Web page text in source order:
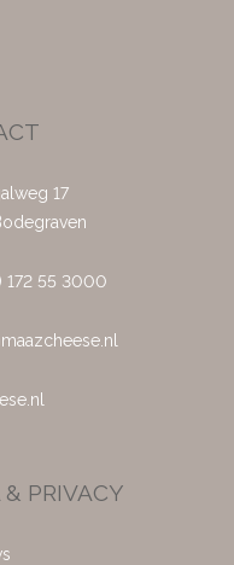
17
172 55 3000
PRIVACY